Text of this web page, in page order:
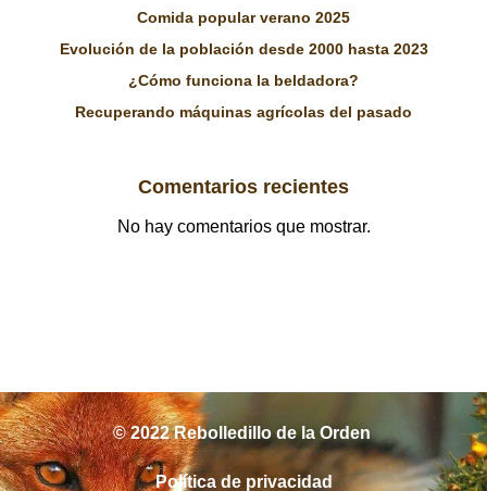
Comida popular verano 2025
Evolución de la población desde 2000 hasta 2023
¿Cómo funciona la beldadora?
Recuperando máquinas agrícolas del pasado
Comentarios recientes
No hay comentarios que mostrar.
© 2022 Rebolledillo de la Orden
Política de privacidad